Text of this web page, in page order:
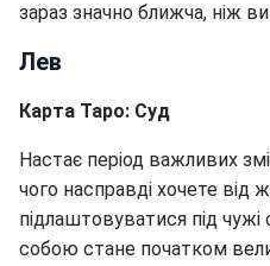
зараз значно ближча, ніж
Лев
Карта Таро: Суд
Настає період важливих
чого насправді хочете від
підлаштовуватися під чужі
собою стане початком